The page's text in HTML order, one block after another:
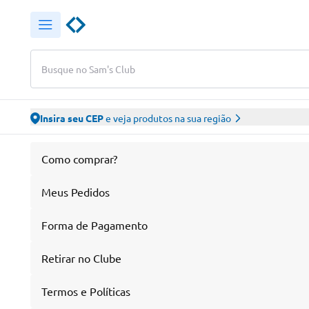
Busque no Sam's Club
Insira seu CEPe veja produtos na sua região
Como comprar?
Meus Pedidos
Forma de Pagamento
Retirar no Clube
Termos e Políticas